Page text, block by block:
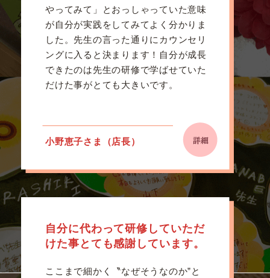
やってみて」とおっしゃっていた意味
が自分が実践をしてみてよく分かりま
した。先生の言った通りにカウンセリ
ングに入ると決まります！自分が成長
できたのは先生の研修で学ばせていた
だけた事がとても大きいです。
小野恵子さま（店長）
自分に代わって研修していただ
けた事とても感謝しています。
ここまで細かく〝なぜそうなのか”と